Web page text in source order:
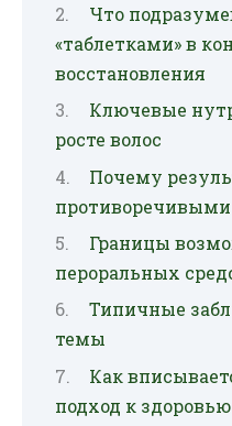
Что
«таблетками» в
восстановления
Ключевые
росте волос
Почему
противоречивыми
Границы
пероральных
Типичные
темы
Как
подход к